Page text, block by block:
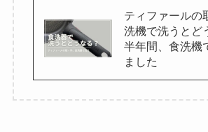
ティファールの
洗機で洗うとど
半年間、食洗機
ました